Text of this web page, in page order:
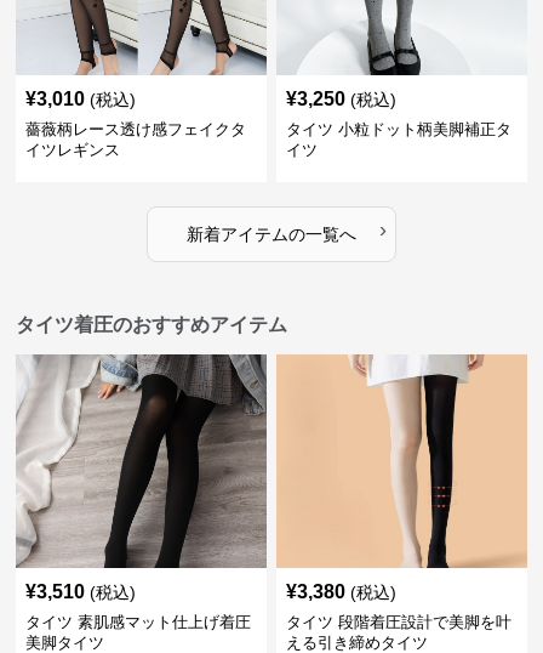
¥3,010 (税込)
薔薇柄レース透け感フェイクタ
イツレギンス
¥3,250 (税込)
タイツ 小粒ドット柄美脚補正タ
イツ
新着アイテムの一覧へ ›
タイツ着圧のおすすめアイテム
¥3,510 (税込)
タイツ 素肌感マット仕上げ着圧
美脚タイツ
¥3,380 (税込)
タイツ 段階着圧設計で美脚を叶
える引き締めタイツ